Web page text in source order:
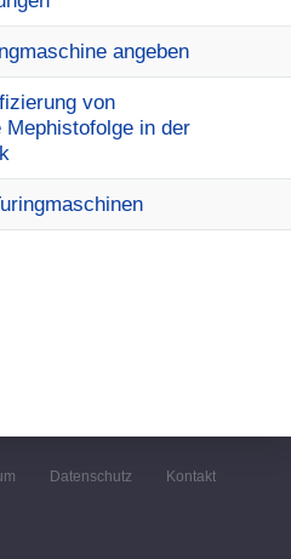
angeben
von
in der
Datenschutz Kontakt